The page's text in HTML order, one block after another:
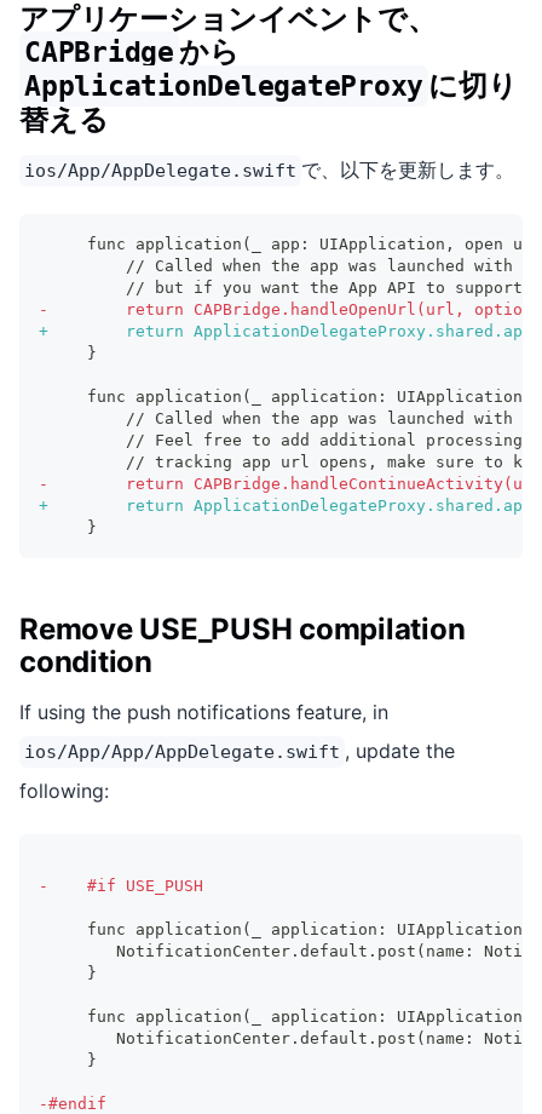
アプリケーションイベントで、
CAPBridge から
ApplicationDelegateProxy に切り
替える
ios/App/AppDelegate.swift で、以下を更新します。
func application(_ app: UIApplication, open
// Called when the app was launched with
// but if you want the App API to support
-
return CAPBridge.handleOpenUrl(url,
+
return
    }
func application(_ application:
// Called when the app was launched with
// Feel free to add additional processing
// tracking app url opens, make sure to
-
return
+
return
    }
Remove USE_PUSH compilation
condition
If using the push notifications feature, in
ios/App/App/AppDelegate.swift , update the
following:
-
    #if USE_PUSH
func application(_ application:
NotificationCenter.default.post(name:
    }
func application(_ application:
NotificationCenter.default.post(name:
    }
-#endif